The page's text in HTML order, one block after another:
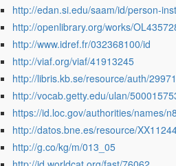
http://edan.si.edu/saam/id/person-
http://openlibrary.org/works/
http://www.idref.fr/032368100/id
http://viaf.org/viaf/41913245
http://libris.kb.se/resource/auth/
http://vocab.getty.edu/ulan/
https://id.loc.gov/authorities/names/
http://datos.bne.es/resource/
http://g.co/kg/m/013_05